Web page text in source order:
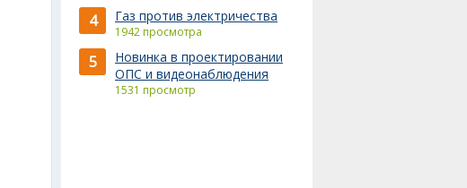
4 Газ против электричества
1942 просмотра
5
Новинка в проектировании
ОПС и видеонаблюдения
1531 просмотр